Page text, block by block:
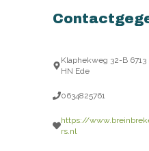
Klaphekweg 32-B 6713
HN Ede
0634825761
https://
rs.nl